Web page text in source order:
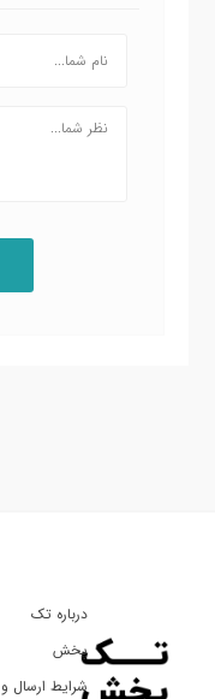
درباره تک
پخش
شرایط ارسال و